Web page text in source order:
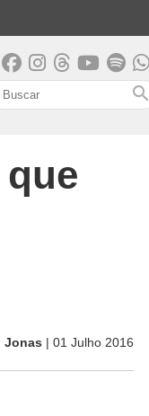
search
Jonas | 01 Julho 2016